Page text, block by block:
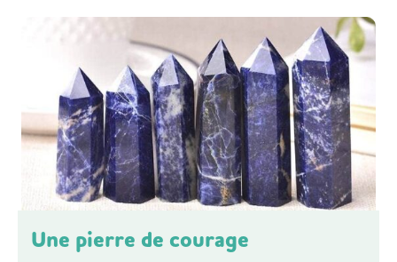
Une pierre de courage